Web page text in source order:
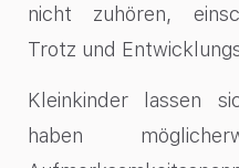
nicht zuhören,
Trotz und
Kleinkinder lassen
haben